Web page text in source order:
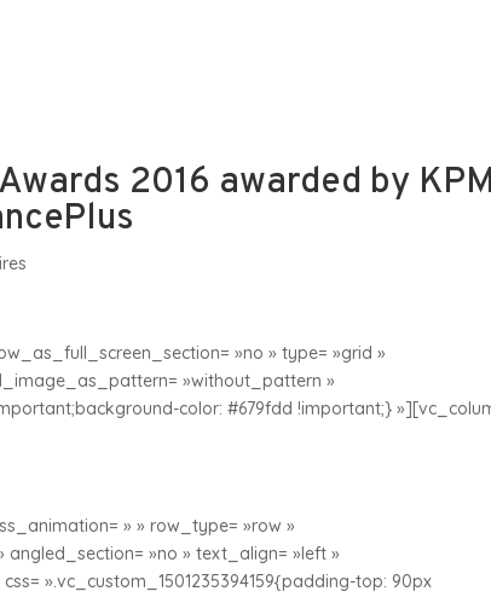
2016 awarded by
»no » type= »grid »
»without_pattern »
color: #679fdd !important;}
» » row_type= »row »
»no » text_align= »left »
».vc_custom_1501235394159{padding-top: 90px